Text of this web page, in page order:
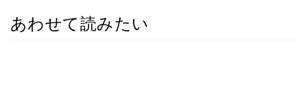
あわせて読みたい